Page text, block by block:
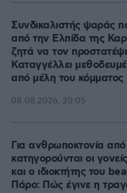
Συνδικαλιστής ψαράς
από την Ελπίδα της
ζητά να τον
Καταγγέλλει
από μέλη του κόμματος
08.08.2026, 20:05
Για ανθρωποκτονία από
κατηγορούνται οι
και ο ιδιοκτήτης του
Πάρο: Πώς έγινε η